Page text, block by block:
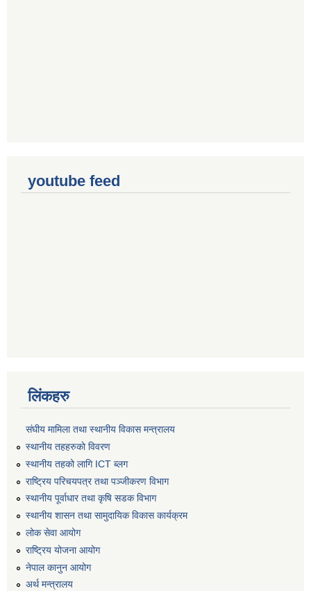
youtube feed
लिंकहरु
संघीय मामिला तथा स्थानीय विकास मन्त्रालय
स्थानीय तहहरुकाे विवरण
स्थानीय तहको लागि ICT ब्लग
राष्‍ट्रिय परिचयपत्र तथा पञ्‍जीकरण विभाग
स्थानीय पूर्वाधार तथा कृषि सडक विभाग
स्थानीय शासन तथा सामुदायिक विकास कार्यक्रम
लोक सेवा आयोग
राष्ट्रिय योजना आयोग
नेपाल कानुन आयोग
अर्थ मन्त्रालय